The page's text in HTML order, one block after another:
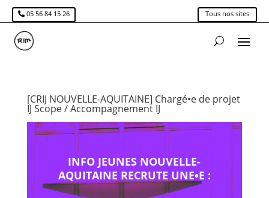
05 56 84 15 26 Tous nos sites
[CRIJ NOUVELLE-AQUITAINE] Chargé•e de projet
IJ Scope / Accompagnement IJ
INFO JEUNES NOUVELLE-
AQUITAINE RECRUTE UNE•E :